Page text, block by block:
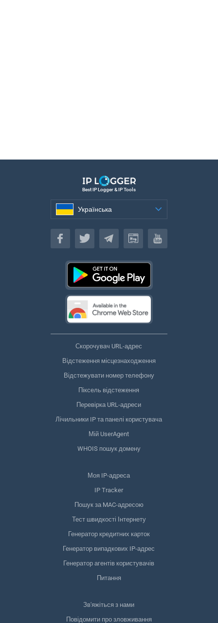
Best IP Logger & IP Tools
Українська
Українська
Скорочувач URL-адрес
Відстеження місцезнаходження
Відстежувати номер телефону
Піксель відстеження
Перевірка URL-адреси
Лічильники IP та панелі користувача
Мій UserAgent
WHOIS пошук домену
Моя IP-адреса
IP Tracker
Пошук за MAC-адресою
Тест швидкості Інтернету
Генератор кредитних карток
Генератор випадкових IP-адрес
Генератор агентів користувачів
Питання
Зв'яжіться з нами
Повідомити про зловживання